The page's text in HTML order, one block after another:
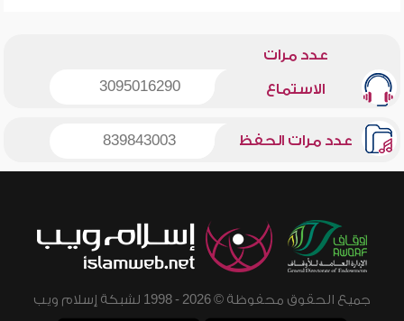
عدد مرات
الاستماع 3095016290
عدد مرات الحفظ 839843003
جميع الحقوق محفوظة © 2026 - 1998 لشبكة إسلام ويب